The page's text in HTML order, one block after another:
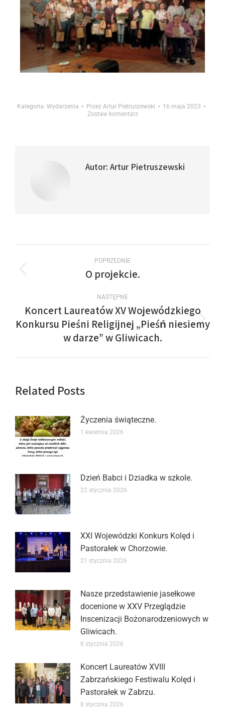
Kategoria: Wydarzenia Przez Artur Pietruszewski
16 maja 2023
Zostaw komentarz
Autor: Artur Pietruszewski
POPRZEDNIE
O projekcie.
NASTĘPNE
Koncert Laureatów XV Wojewódzkiego
Konkursu Pieśni Religijnej „Pieśń niesiemy
w darze” w Gliwicach.
Related Posts
Życzenia świąteczne.
1 kwietnia 2026
Dzień Babci i Dziadka w szkole.
22 stycznia 2026
XXI Wojewódzki Konkurs Kolęd i
Pastorałek w Chorzowie.
21 stycznia 2026
Nasze przedstawienie jasełkowe
docenione w XXV Przeglądzie
Inscenizacji Bożonarodzeniowych w
Gliwicach.
8 stycznia 2026
Koncert Laureatów XVIII
Zabrzańskiego Festiwalu Kolęd i
Pastorałek w Zabrzu.
8 stycznia 2026